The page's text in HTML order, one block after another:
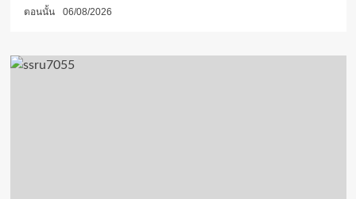
ตอนนั้น 06/08/2026